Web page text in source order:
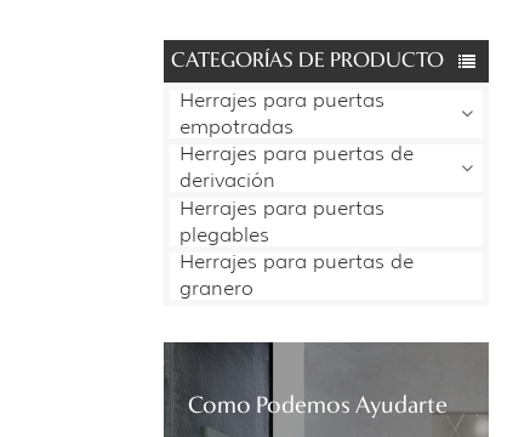
CATEGORÍAS DE PRODUCTO
Herrajes para puertas
empotradas
Herrajes para puertas de
derivación
Herrajes para puertas
plegables
Herrajes para puertas de
granero
Como Podemos Ayudarte